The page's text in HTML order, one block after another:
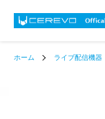
ホーム ライブ配信機器